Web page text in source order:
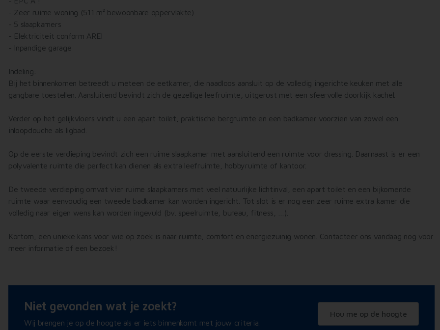
- Zeer ruime woning (511 m² bewoonbare oppervlakte)
- 5 slaapkamers
- Elektriciteit conform AREI
- Inpandige garage
Indeling:
Bij het binnenkomen betreedt u meteen de eetkamer, die naadloos aansluit op de volledig ingerichte keuken met alle
gangbare toestellen. Aansluitend bevindt zich de gezellige leefruimte, uitgerust met een sfeervolle doorkijk kachel.
Verder op het gelijkvloers vindt u een apart toilet, praktische bergruimte en een badkamer voorzien van zowel een
inloopdouche als ligbad.
Op de eerste verdieping bevindt zich een ruime slaapkamer met aansluitend een ruimte voor dressing. Daarnaast is er een
polyvalente ruimte die perfect kan dienen als extra leefruimte, hobbyruimte of kantoor.
De tweede verdieping omvat vier ruime slaapkamers met veel natuurlijke lichtinval, een apart toilet en een bijkomende
ruimte waar eenvoudig een tweede badkamer kan worden ingericht. Tot slot is er nog een zeer ruime extra kamer die
volledig naar eigen wens kan worden ingevuld (bv. speelruimte, bureau, fitness, …).
Kortom, een unieke kans voor wie op zoek is naar ruimte, comfort en energiezuinig wonen. Contacteer ons vandaag nog voor
meer informatie of een bezoek!
Niet gevonden wat je zoekt?
Wij brengen je op de hoogte als er iets binnenkomt met jouw criteria.
Hou me op de hoogte